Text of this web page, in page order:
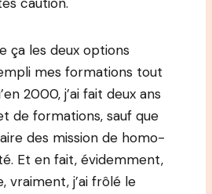
caution.
ça les deux options
mes formations tout
2000, j’ai fait deux ans
de formations, sauf que
des mission de homo-
Et en fait, évidemment,
vraiment, j’ai frôlé le